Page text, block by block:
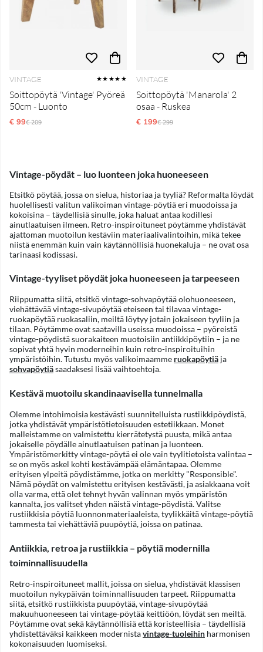
VINTAGE ★★★★★
Soittopöytä 'Vintage' Pyöreä
50cm - Luonto
€ 99Normaali hinta
€ 209
VINTAGE
Soittopöytä 'Manarola' 2
osaa - Ruskea
€ 199Normaali hinta
€ 299
Vintage-pöydät – luo luonteen joka huoneeseen
Etsitkö pöytää, jossa on sielua, historiaa ja tyyliä? Reformalta löydät
huolellisesti valitun valikoiman vintage-pöytiä eri muodoissa ja
kokoisina – täydellisiä sinulle, joka haluat antaa kodillesi
ainutlaatuisen ilmeen. Retro-inspiroituneet pöytämme yhdistävät
ajattoman muotoilun kestäviin materiaalivalintoihin, mikä tekee
niistä enemmän kuin vain käytännöllisiä huonekaluja – ne ovat osa
tarinaasi kodissasi.
Vintage-tyyliset pöydät joka huoneeseen ja tarpeeseen
Riippumatta siitä, etsitkö vintage-sohvapöytää olohuoneeseen,
viehättävää vintage-sivupöytää eteiseen tai tilavaa vintage-
ruokapöytää ruokasaliin, meiltä löytyy jotain jokaiseen tyyliin ja
tilaan. Pöytämme ovat saatavilla useissa muodoissa – pyöreistä
vintage-pöydistä suorakaiteen muotoisiin antiikkipöytiin – ja ne
sopivat yhtä hyvin moderneihin kuin retro-inspiroituihin
ympäristöihin. Tutustu myös valikoimaamme ruokapöytiä ja
sohvapöytiäsaadaksesi lisää vaihtoehtoja.
Kestävä muotoilu skandinaavisella tunnelmalla
Olemme intohimoisia kestävästi suunnitelluista rustiikkipöydistä,
jotka yhdistävät ympäristötietoisuuden estetiikkaan. Monet
malleistamme on valmistettu kierrätetystä puusta, mikä antaa
jokaiselle pöydälle ainutlaatuisen patinan ja luonteen.
Ympäristömerkitty vintage-pöytä ei ole vain tyylitietoista valintaa –
se on myös askel kohti kestävämpää elämäntapaa. Olemme
erityisen ylpeitä pöydistämme, jotka on merkitty "Responsible".
Nämä pöydät on valmistettu erityisen kestävästi, ja asiakkaana voit
olla varma, että olet tehnyt hyvän valinnan myös ympäristön
kannalta, jos valitset yhden näistä vintage-pöydistä. Valitse
rustiikkisia pöytiä luonnonmateriaaleista, tyylikkäitä vintage-pöytiä
tammesta tai viehättäviä puupöytiä, joissa on patinaa.
Antiikkia, retroa ja rustiikkia – pöytiä modernilla
toiminnallisuudella
Retro-inspiroituneet mallit, joissa on sielua, yhdistävät klassisen
muotoilun nykypäivän toiminnallisuuden tarpeet. Riippumatta
siitä, etsitkö rustiikkista puupöytää, vintage-sivupöytää
makuuhuoneeseen tai vintage-pöytää keittiöön, löydät sen meiltä.
Pöytämme ovat sekä käytännöllisiä että koristeellisia – täydellisiä
yhdistettäväksi kaikkeen modernistavintage-tuoleihin harmonisen
kokonaisuuden luomiseksi.